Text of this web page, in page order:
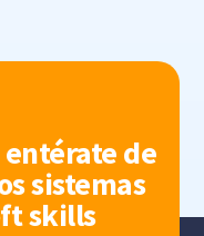
de
sistemas
skills